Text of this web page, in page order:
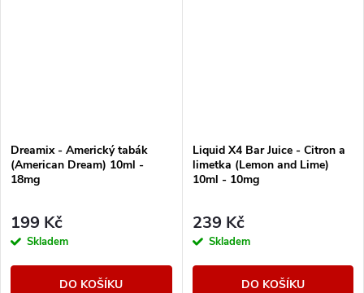
Dreamix - Americký tabák
(American Dream) 10ml -
18mg
199 Kč
Skladem
DO KOŠÍKU
Liquid X4 Bar Juice - Citron a
limetka (Lemon and Lime)
10ml - 10mg
239 Kč
Skladem
DO KOŠÍKU